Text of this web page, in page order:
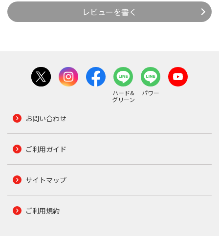
レビューを書く
ハード&
グリーン
パワー
お問い合わせ
ご利用ガイド
サイトマップ
ご利用規約